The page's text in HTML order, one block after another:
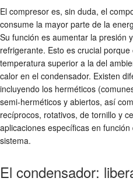
El compresor es, sin duda, el
consume la mayor parte de la
Su función es aumentar la presión
refrigerante. Esto es crucial
temperatura superior a la del
calor en el condensador. Existen
incluyendo los herméticos
semi-herméticos y abiertos, así
recíprocos, rotativos, de tornillo y
aplicaciones específicas en
sistema.
El condensador: